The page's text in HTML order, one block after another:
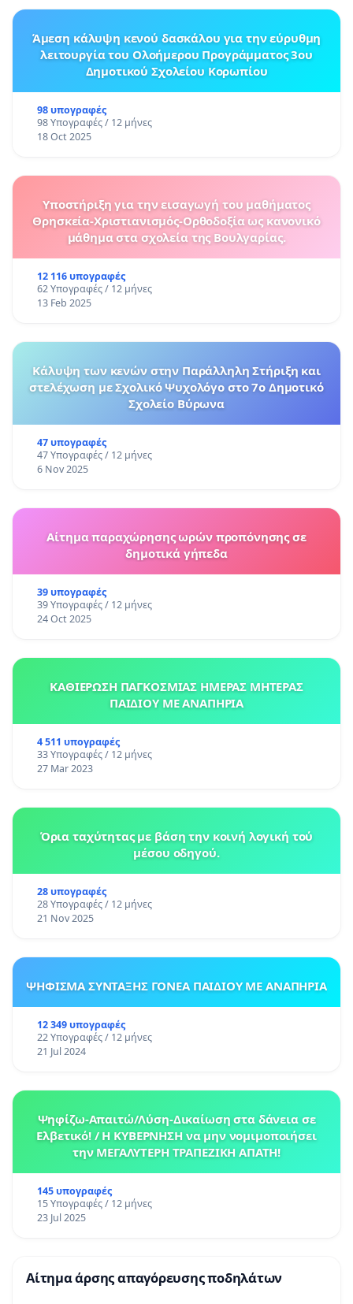
Άμεση κάλυψη κενού δασκάλου για την εύρυθμη
λειτουργία του Ολοήμερου Προγράμματος 3ου
Δημοτικού Σχολείου Κορωπίου
98 υπογραφές
98 Υπογραφές / 12 μήνες
18 Oct 2025
Υποστήριξη για την εισαγωγή του μαθήματος
Θρησκεία-Χριστιανισμός-Ορθοδοξία ως κανονικό
μάθημα στα σχολεία της Βουλγαρίας.
12 116 υπογραφές
62 Υπογραφές / 12 μήνες
13 Feb 2025
Κάλυψη των κενών στην Παράλληλη Στήριξη και
στελέχωση με Σχολικό Ψυχολόγο στο 7ο Δημοτικό
Σχολείο Βύρωνα
47 υπογραφές
47 Υπογραφές / 12 μήνες
6 Nov 2025
Αίτημα παραχώρησης ωρών προπόνησης σε
δημοτικά γήπεδα
39 υπογραφές
39 Υπογραφές / 12 μήνες
24 Oct 2025
ΚΑΘΙΕΡΩΣΗ ΠΑΓΚΟΣΜΙΑΣ ΗΜΕΡΑΣ ΜΗΤΕΡΑΣ
ΠΑΙΔΙΟΥ ΜΕ ΑΝΑΠΗΡΙΑ
4 511 υπογραφές
33 Υπογραφές / 12 μήνες
27 Mar 2023
Όρια ταχύτητας με βάση την κοινή λογική τού
μέσου οδηγού.
28 υπογραφές
28 Υπογραφές / 12 μήνες
21 Nov 2025
ΨΗΦΙΣΜΑ ΣΥΝΤΑΞΗΣ ΓΟΝΕΑ ΠΑΙΔΙΟΥ ΜΕ ΑΝΑΠΗΡΙΑ
12 349 υπογραφές
22 Υπογραφές / 12 μήνες
21 Jul 2024
Ψηφίζω-Απαιτώ/Λύση-Δικαίωση στα δάνεια σε
Ελβετικό! / Η ΚΥΒΕΡΝΗΣΗ να μην νομιμοποιήσει
την ΜΕΓΑΛΥΤΕΡΗ ΤΡΑΠΕΖΙΚΗ ΑΠΑΤΗ!
145 υπογραφές
15 Υπογραφές / 12 μήνες
23 Jul 2025
Αίτημα άρσης απαγόρευσης ποδηλάτων